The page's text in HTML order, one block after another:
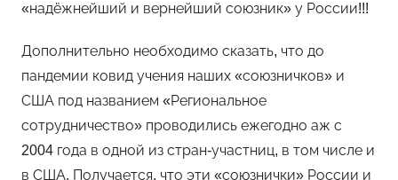
«надёжнейший и вернейший союзник» у России!!!
Дополнительно необходимо сказать, что до
пандемии ковид учения наших «союзничков» и
США под названием «Региональное
сотрудничество» проводились ежегодно аж с
2004 года в одной из стран-участниц, в том числе и
в США. Получается, что эти «союзнички» России и